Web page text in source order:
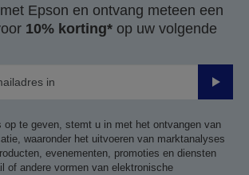
Epson en ontvang meteen een
10% korting* op uw volgende
op te geven, stemt u in met het ontvangen van
waaronder het uitvoeren van marktanalyses
evenementen, promoties en diensten
of andere vormen van elektronische